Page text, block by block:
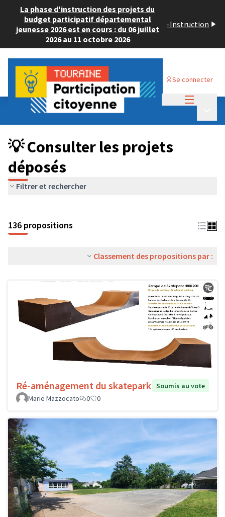
La phase d'instruction des projets du
budget participatif départemental
jeunesse 2026 est en cours : du 06 juillet
2026 au 11 octobre 2026
-Instruction
Se connecter
Budget Participatif JEUNESSE 2024
💡 Consulter les projets déposés
💡 Consulter les projets
déposés
Filtrer et rechercher
136 propositions
Classement des propositions par :
Ré-aménagement du skatepark Soumis au vote
Marie Mazzocato
0 0